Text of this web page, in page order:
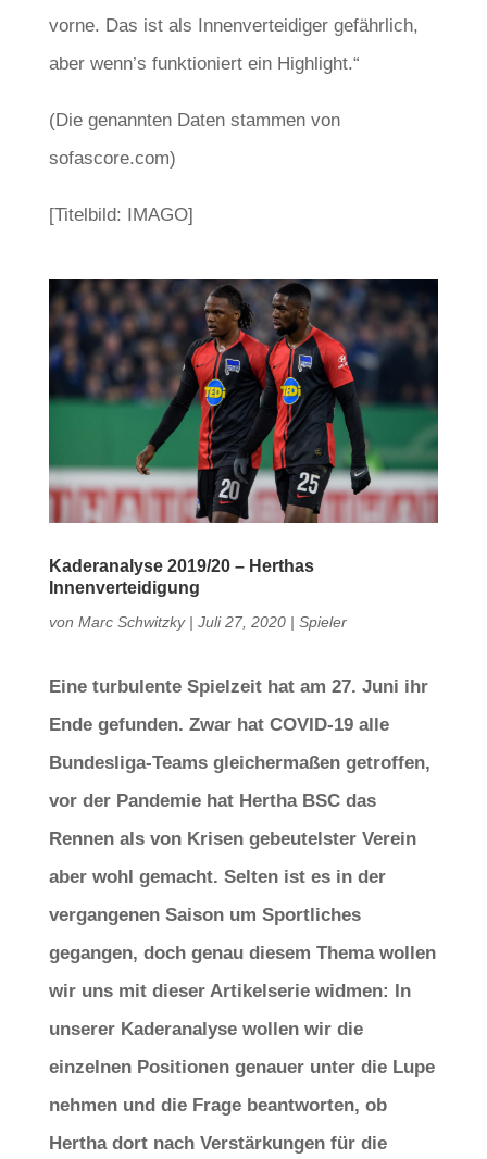
vorne. Das ist als Innenverteidiger gefährlich,
aber wenn’s funktioniert ein Highlight.“
(Die genannten Daten stammen von
sofascore.com)
[Titelbild: IMAGO]
Kaderanalyse 2019/20 – Herthas
Innenverteidigung
von Marc Schwitzky| Juli 27, 2020| Spieler
Eine turbulente Spielzeit hat am 27. Juni ihr
Ende gefunden. Zwar hat COVID-19 alle
Bundesliga-Teams gleichermaßen getroffen,
vor der Pandemie hat Hertha BSC das
Rennen als von Krisen gebeutelster Verein
aber wohl gemacht. Selten ist es in der
vergangenen Saison um Sportliches
gegangen, doch genau diesem Thema wollen
wir uns mit dieser Artikelserie widmen: In
unserer Kaderanalyse wollen wir die
einzelnen Positionen genauer unter die Lupe
nehmen und die Frage beantworten, ob
Hertha dort nach Verstärkungen für die